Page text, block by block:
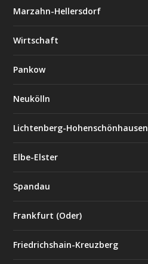
Marzahn-Hellersdorf
Wirtschaft
Pankow
Neukölln
Lichtenberg-Hohenschönhausen
Elbe-Elster
Spandau
Frankfurt (Oder)
Friedrichshain-Kreuzberg